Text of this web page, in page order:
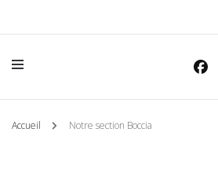
Accueil Notre section Boccia